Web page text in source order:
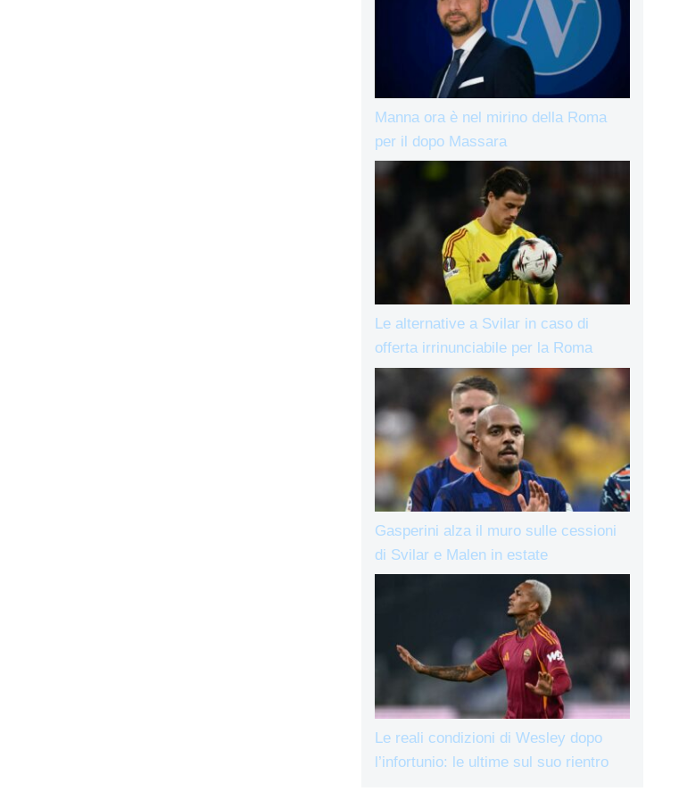
Manna ora è nel mirino della Roma
per il dopo Massara
Le alternative a Svilar in caso di
offerta irrinunciabile per la Roma
Gasperini alza il muro sulle cessioni
di Svilar e Malen in estate
Le reali condizioni di Wesley dopo
l’infortunio: le ultime sul suo rientro